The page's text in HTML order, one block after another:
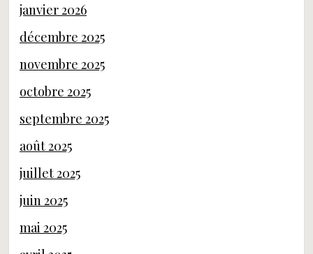
janvier 2026
décembre 2025
novembre 2025
octobre 2025
septembre 2025
août 2025
juillet 2025
juin 2025
mai 2025